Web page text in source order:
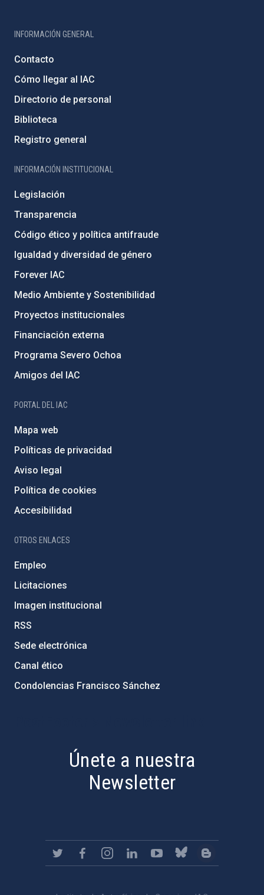
INFORMACIÓN GENERAL
Contacto
Cómo llegar al IAC
Directorio de personal
Biblioteca
Registro general
INFORMACIÓN INSTITUCIONAL
Legislación
Transparencia
Código ético y política antifraude
Igualdad y diversidad de género
Forever IAC
Medio Ambiente y Sostenibilidad
Proyectos institucionales
Financiación externa
Programa Severo Ochoa
Amigos del IAC
PORTAL DEL IAC
Mapa web
Políticas de privacidad
Aviso legal
Política de cookies
Accesibilidad
OTROS ENLACES
Empleo
Licitaciones
Imagen institucional
RSS
Sede electrónica
Canal ético
Condolencias Francisco Sánchez
Únete a nuestra
Newsletter